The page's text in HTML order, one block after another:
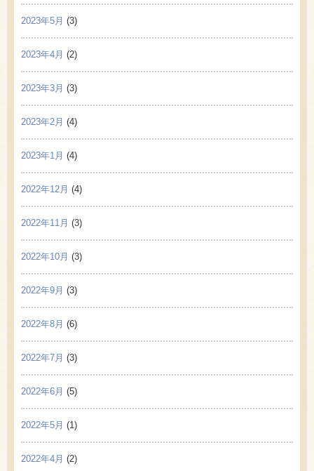
2023年5月 (3)
2023年4月 (2)
2023年3月 (3)
2023年2月 (4)
2023年1月 (4)
2022年12月 (4)
2022年11月 (3)
2022年10月 (3)
2022年9月 (3)
2022年8月 (6)
2022年7月 (3)
2022年6月 (5)
2022年5月 (1)
2022年4月 (2)